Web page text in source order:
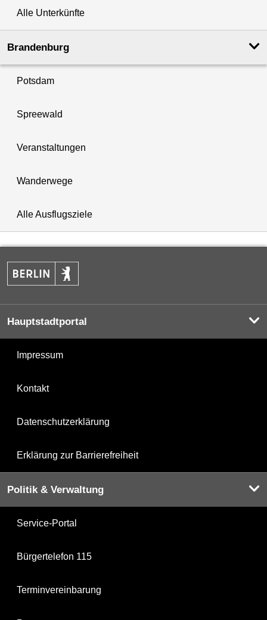
Alle Unterkünfte
Brandenburg
Potsdam
Spreewald
Veranstaltungen
Wanderwege
Alle Ausflugsziele
Hauptstadtportal
Impressum
Kontakt
Datenschutzerklärung
Erklärung zur Barrierefreiheit
Politik & Verwaltung
Service-Portal
Bürgertelefon 115
Terminvereinbarung